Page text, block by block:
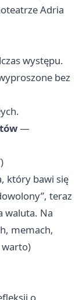
Adria
występu.
bez
—
który bawi się
teraz
waluta. Na
memach,
o